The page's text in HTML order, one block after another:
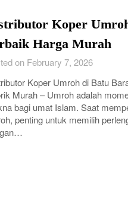
Koper
Harga Murah
on February 7, 2026
Koper Umroh di Batu
Murah – Umroh adalah
bagi umat Islam. Saat
penting untuk memilih